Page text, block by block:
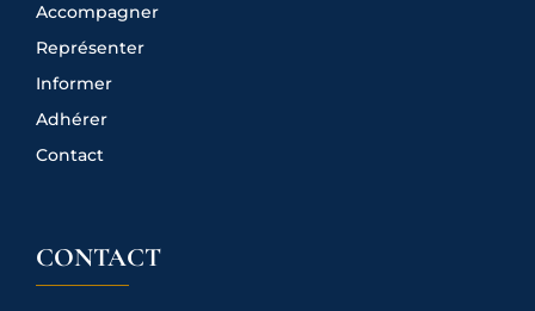
Accompagner
Représenter
Informer
Adhérer
Contact
CONTACT